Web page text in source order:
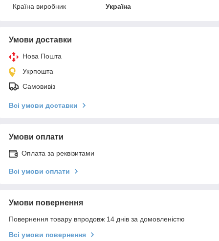
Країна виробник
Україна
Умови доставки
Нова Пошта
Укрпошта
Самовивіз
Всі умови доставки
Умови оплати
Оплата за реквізитами
Всі умови оплати
Умови повернення
Повернення товару впродовж 14 днів за домовленістю
Всі умови повернення